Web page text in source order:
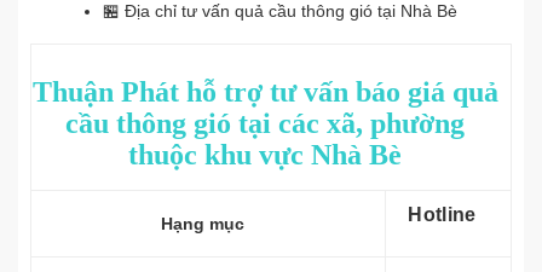
🏪 Địa chỉ tư vấn quả cầu thông gió tại Nhà Bè
Thuận Phát hỗ trợ tư vấn báo giá quả
cầu thông gió tại các xã, phường
thuộc khu vực Nhà Bè
Hạng mục Hotline